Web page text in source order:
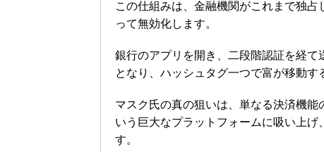
この仕組みは、金融機関がこれまで独
って無効化します。
銀行のアプリを開き、二段階認証を経
となり、ハッシュタグ一つで富が移動す
マスク氏の真の狙いは、単なる決済機
いう巨大なプラットフォームに吸い上
す。